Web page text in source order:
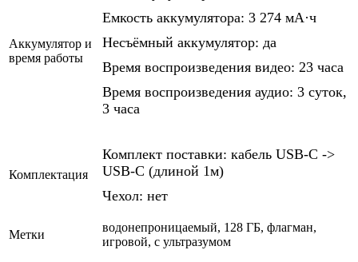
Аккумулятор и
время работы
Емкость аккумулятора: 3 274 мА·ч
Несъёмный аккумулятор: да
Время воспроизведения видео: 23 часа
Время воспроизведения аудио: 3 суток,
3 часа
Комплектация
Комплект поставки: кабель USB-C ->
USB-C (длиной 1м)
Чехол: нет
Метки
водонепроницаемый, 128 ГБ, флагман,
игровой, с ультразумом